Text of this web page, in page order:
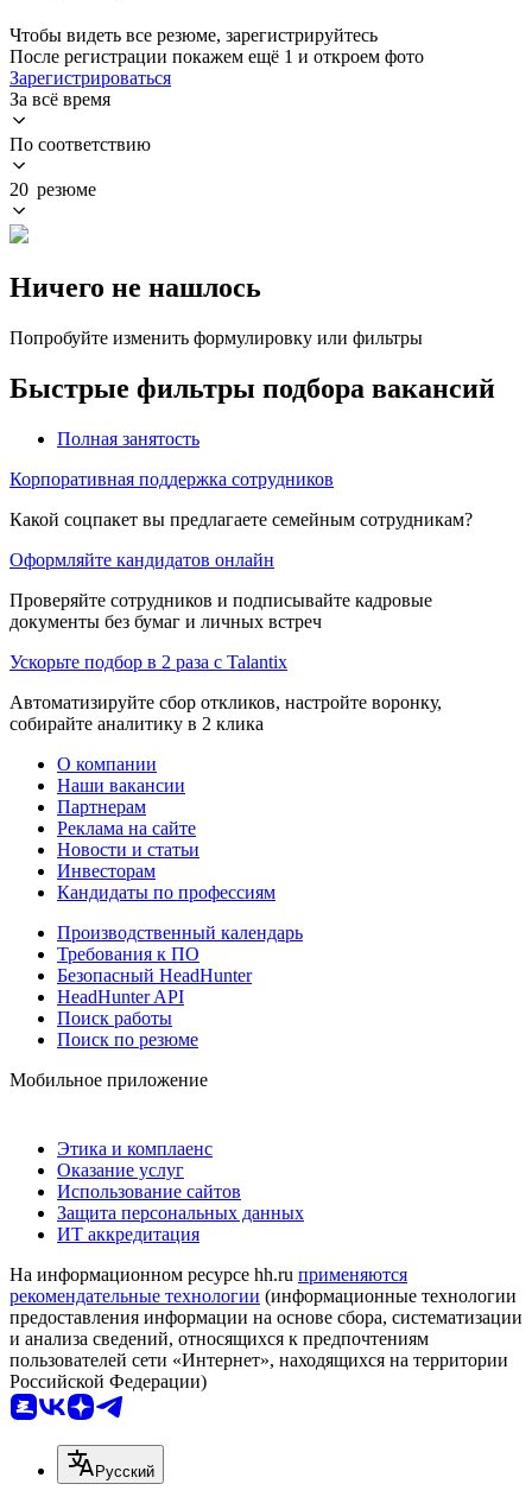
Чтобы видеть все резюме, зарегистрируйтесь
После регистрации покажем ещё 1 и откроем фото
Зарегистрироваться
За всё время
По соответствию
20 резюме
Ничего не нашлось
Попробуйте изменить формулировку или фильтры
Быстрые фильтры подбора вакансий
Полная занятость
Корпоративная поддержка сотрудников
Какой соцпакет вы предлагаете семейным сотрудникам?
Оформляйте кандидатов онлайн
Проверяйте сотрудников и подписывайте кадровые
документы без бумаг и личных встреч
Ускорьте подбор в 2 раза с Talantix
Автоматизируйте сбор откликов, настройте воронку,
собирайте аналитику в 2 клика
О компании
Наши вакансии
Партнерам
Реклама на сайте
Новости и статьи
Инвесторам
Кандидаты по профессиям
Производственный календарь
Требования к ПО
Безопасный HeadHunter
HeadHunter API
Поиск работы
Поиск по резюме
Мобильное приложение
Этика и комплаенс
Оказание услуг
Использование сайтов
Защита персональных данных
ИТ аккредитация
На информационном ресурсе hh.ru применяются
рекомендательные технологии (информационные технологии
предоставления информации на основе сбора, систематизации
и анализа сведений, относящихся к предпочтениям
пользователей сети «Интернет», находящихся на территории
Российской Федерации)
Русский